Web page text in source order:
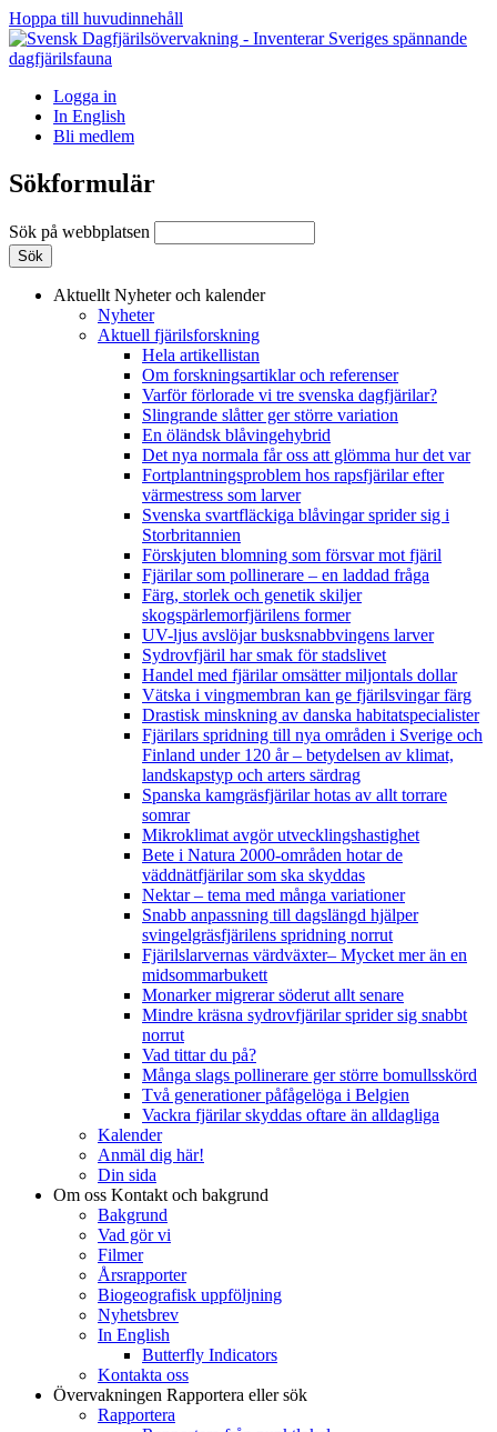
Hoppa till huvudinnehåll
Logga in
In English
Bli medlem
Sökformulär
Sök på webbplatsen
Aktuellt Nyheter och kalender
Nyheter
Aktuell fjärilsforskning
Hela artikellistan
Om forskningsartiklar och referenser
Varför förlorade vi tre svenska dagfjärilar?
Slingrande slåtter ger större variation
En öländsk blåvingehybrid
Det nya normala får oss att glömma hur det var
Fortplantningsproblem hos rapsfjärilar efter
värmestress som larver
Svenska svartfläckiga blåvingar sprider sig i
Storbritannien
Förskjuten blomning som försvar mot fjäril
Fjärilar som pollinerare – en laddad fråga
Färg, storlek och genetik skiljer
skogspärlemorfjärilens former
UV-ljus avslöjar busksnabbvingens larver
Sydrovfjäril har smak för stadslivet
Handel med fjärilar omsätter miljontals dollar
Vätska i vingmembran kan ge fjärilsvingar färg
Drastisk minskning av danska habitatspecialister
Fjärilars spridning till nya områden i Sverige och
Finland under 120 år– betydelsen av klimat,
landskapstyp och arters särdrag
Spanska kamgräsfjärilar hotas av allt torrare
somrar
Mikroklimat avgör utvecklingshastighet
Bete i Natura 2000-områden hotar de
väddnätfjärilar som ska skyddas
Nektar – tema med många variationer
Snabb anpassning till dagslängd hjälper
svingelgräsfjärilens spridning norrut
Fjärilslarvernas värdväxter– Mycket mer än en
midsommarbukett
Monarker migrerar söderut allt senare
Mindre kräsna sydrovfjärilar sprider sig snabbt
norrut
Vad tittar du på?
Många slags pollinerare ger större bomullsskörd
Två generationer påfågelöga i Belgien
Vackra fjärilar skyddas oftare än alldagliga
Kalender
Anmäl dig här!
Din sida
Om oss Kontakt och bakgrund
Bakgrund
Vad gör vi
Filmer
Årsrapporter
Biogeografisk uppföljning
Nyhetsbrev
In English
Butterfly Indicators
Kontakta oss
Övervakningen Rapportera eller sök
Rapportera